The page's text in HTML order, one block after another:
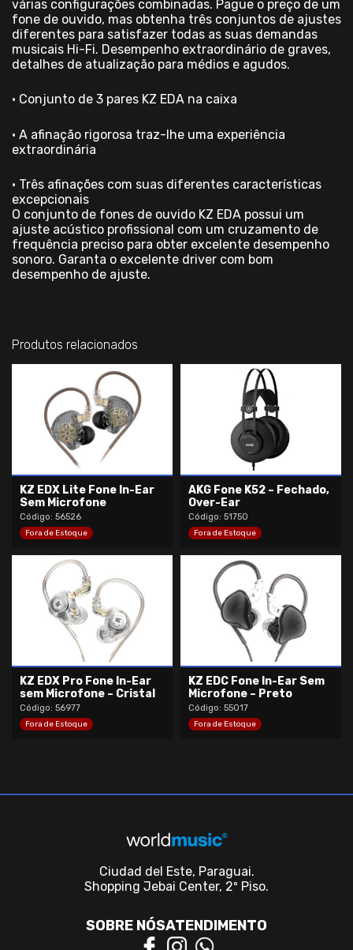
várias configurações combinadas. Pague o preço de um
fone de ouvido, mas obtenha três conjuntos de ajustes
diferentes para satisfazer todas as suas demandas
musicais Hi-Fi. Desempenho extraordinário de graves,
detalhes de atualização para médios e agudos.
• Conjunto de 3 pares KZ EDA na caixa
• A afinação rigorosa traz-lhe uma experiência
extraordinária
• Três afinações com suas diferentes características
excepcionais
O conjunto de fones de ouvido KZ EDA possui um
ajuste acústico profissional com um cruzamento de
frequência preciso para obter excelente desempenho
sonoro. Garanta o excelente driver com bom
desempenho de ajuste.
Produtos relacionados
KZ EDX Lite Fone In-Ear
Sem Microfone
Código: 56526
Fora de Estoque
AKG Fone K52 – Fechado,
Over-Ear
Código: 51750
Fora de Estoque
KZ EDX Pro Fone In-Ear
sem Microfone – Cristal
Código: 56977
Fora de Estoque
KZ EDC Fone In-Ear Sem
Microfone – Preto
Código: 55017
Fora de Estoque
Ciudad del Este, Paraguai.
Shopping Jebai Center, 2º Piso.
SOBRE NÓSATENDIMENTO